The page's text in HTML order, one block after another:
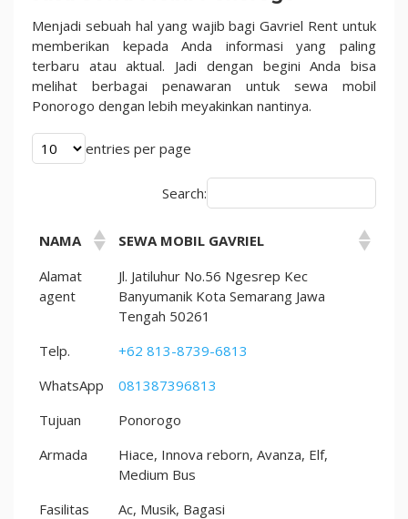
Di
Tahun
2025
Menjadi sebuah hal yang wajib bagi Gavriel Rent untuk
memberikan kepada Anda informasi yang paling
terbaru atau aktual. Jadi dengan begini Anda bisa
melihat berbagai penawaran untuk sewa mobil
Ponorogo dengan lebih meyakinkan nantinya.
entries per page
Search:
NAMA
SEWA MOBIL GAVRIEL
Alamat
agent
Jl. Jatiluhur No.56 Ngesrep Kec
Banyumanik Kota Semarang Jawa
Tengah 50261
Telp.
+62 813-8739-6813
WhatsApp
081387396813
Tujuan
Ponorogo
Armada
Hiace, Innova reborn, Avanza, Elf,
Medium Bus
Fasilitas
Ac, Musik, Bagasi